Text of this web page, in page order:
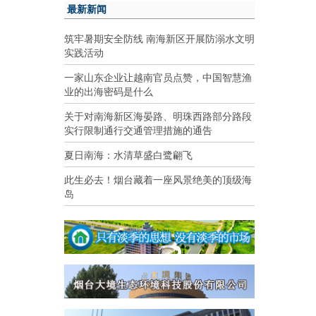
最新新闻
筑牢暑期安全防线 南海新区开展防溺水文明
实践活动
一家山东企业让越南官员点赞，中国智慧渔
业的出海密码是什么
关于对南海新区海晏路、明珠西路部分路段
实行限制通行交通管理措施的通告
夏日南海：水清草盛白鹭翩飞
此生必去！烟台藏着一座风景绝美的顶级海
岛